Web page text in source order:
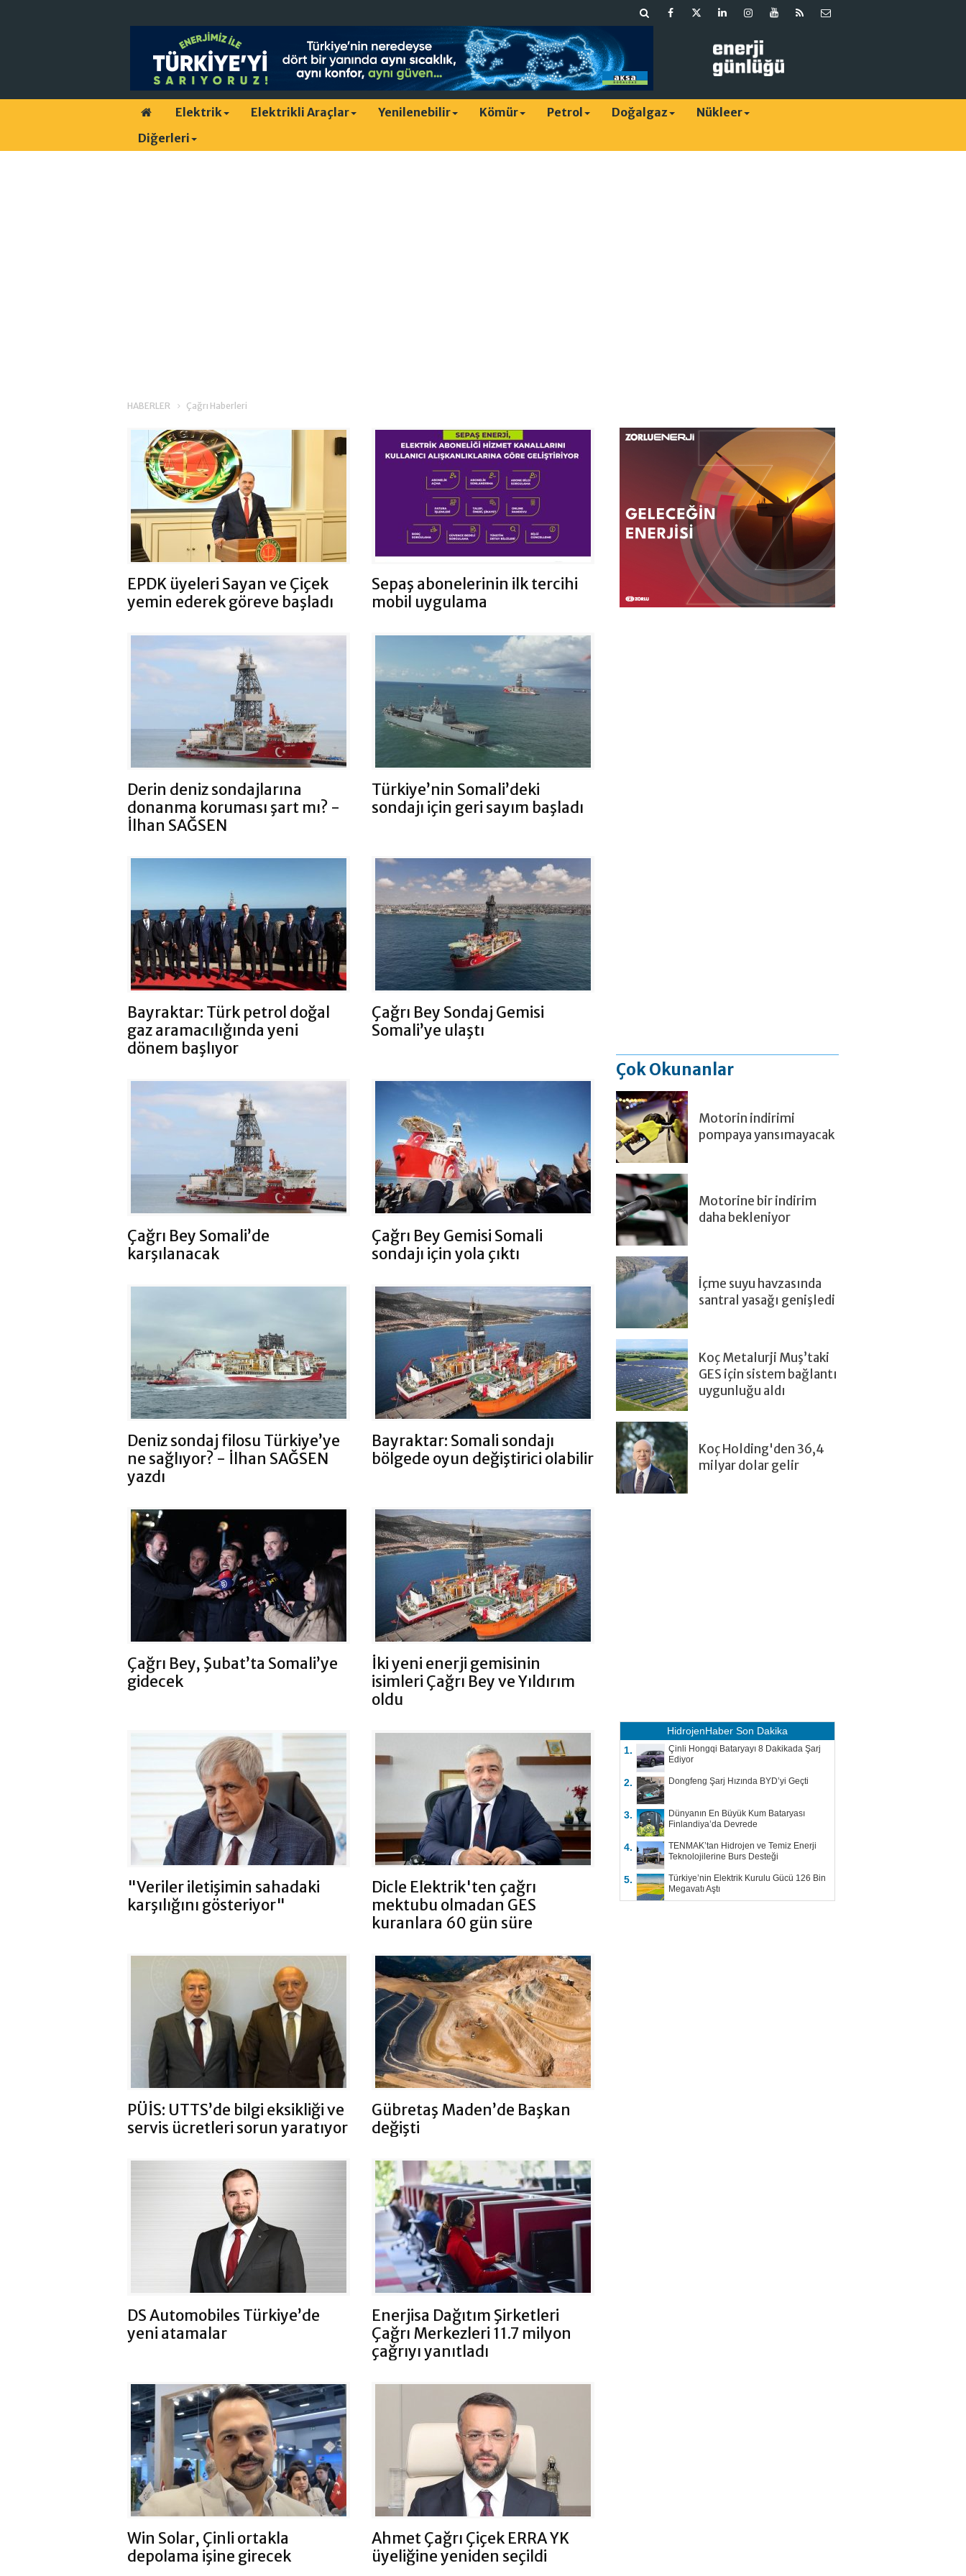
Elektrik Elektrikli Araçlar Yenilenebilir Kömür Petrol Doğalgaz
Nükleer
Diğerleri
HABERLER Çağrı Haberleri
EPDK üyeleri Sayan ve Çiçek
yemin ederek göreve başladı
Sepaş abonelerinin ilk tercihi
mobil uygulama
Derin deniz sondajlarına
donanma koruması şart mı? -
İlhan SAĞSEN
Türkiye’nin Somali’deki
sondajı için geri sayım başladı
Bayraktar: Türk petrol doğal
gaz aramacılığında yeni
dönem başlıyor
Çağrı Bey Sondaj Gemisi
Somali’ye ulaştı
Çağrı Bey Somali’de
karşılanacak
Çağrı Bey Gemisi Somali
sondajı için yola çıktı
Deniz sondaj filosu Türkiye’ye
ne sağlıyor? - İlhan SAĞSEN
yazdı
Bayraktar: Somali sondajı
bölgede oyun değiştirici olabilir
Çağrı Bey, Şubat’ta Somali’ye
gidecek
İki yeni enerji gemisinin
isimleri Çağrı Bey ve Yıldırım
oldu
"Veriler iletişimin sahadaki
karşılığını gösteriyor"
Dicle Elektrik'ten çağrı
mektubu olmadan GES
kuranlara 60 gün süre
PÜİS: UTTS’de bilgi eksikliği ve
servis ücretleri sorun yaratıyor
Gübretaş Maden’de Başkan
değişti
DS Automobiles Türkiye’de
yeni atamalar
Enerjisa Dağıtım Şirketleri
Çağrı Merkezleri 11.7 milyon
çağrıyı yanıtladı
Win Solar, Çinli ortakla
depolama işine girecek
Ahmet Çağrı Çiçek ERRA YK
üyeliğine yeniden seçildi
Çok Okunanlar
Motorin indirimi
pompaya yansımayacak
Motorine bir indirim
daha bekleniyor
İçme suyu havzasında
santral yasağı genişledi
Koç Metalurji Muş’taki
GES için sistem bağlantı
uygunluğu aldı
Koç Holding'den 36,4
milyar dolar gelir
HidrojenHaber Son Dakika
1.
Çinli Hongqi Bataryayı 8 Dakikada Şarj
Ediyor
2. Dongfeng Şarj Hızında BYD’yi Geçti
3.
Dünyanın En Büyük Kum Bataryası
Finlandiya’da Devrede
4.
TENMAK’tan Hidrojen ve Temiz Enerji
Teknolojilerine Burs Desteği
5.
Türkiye’nin Elektrik Kurulu Gücü 126 Bin
Megavatı Aştı